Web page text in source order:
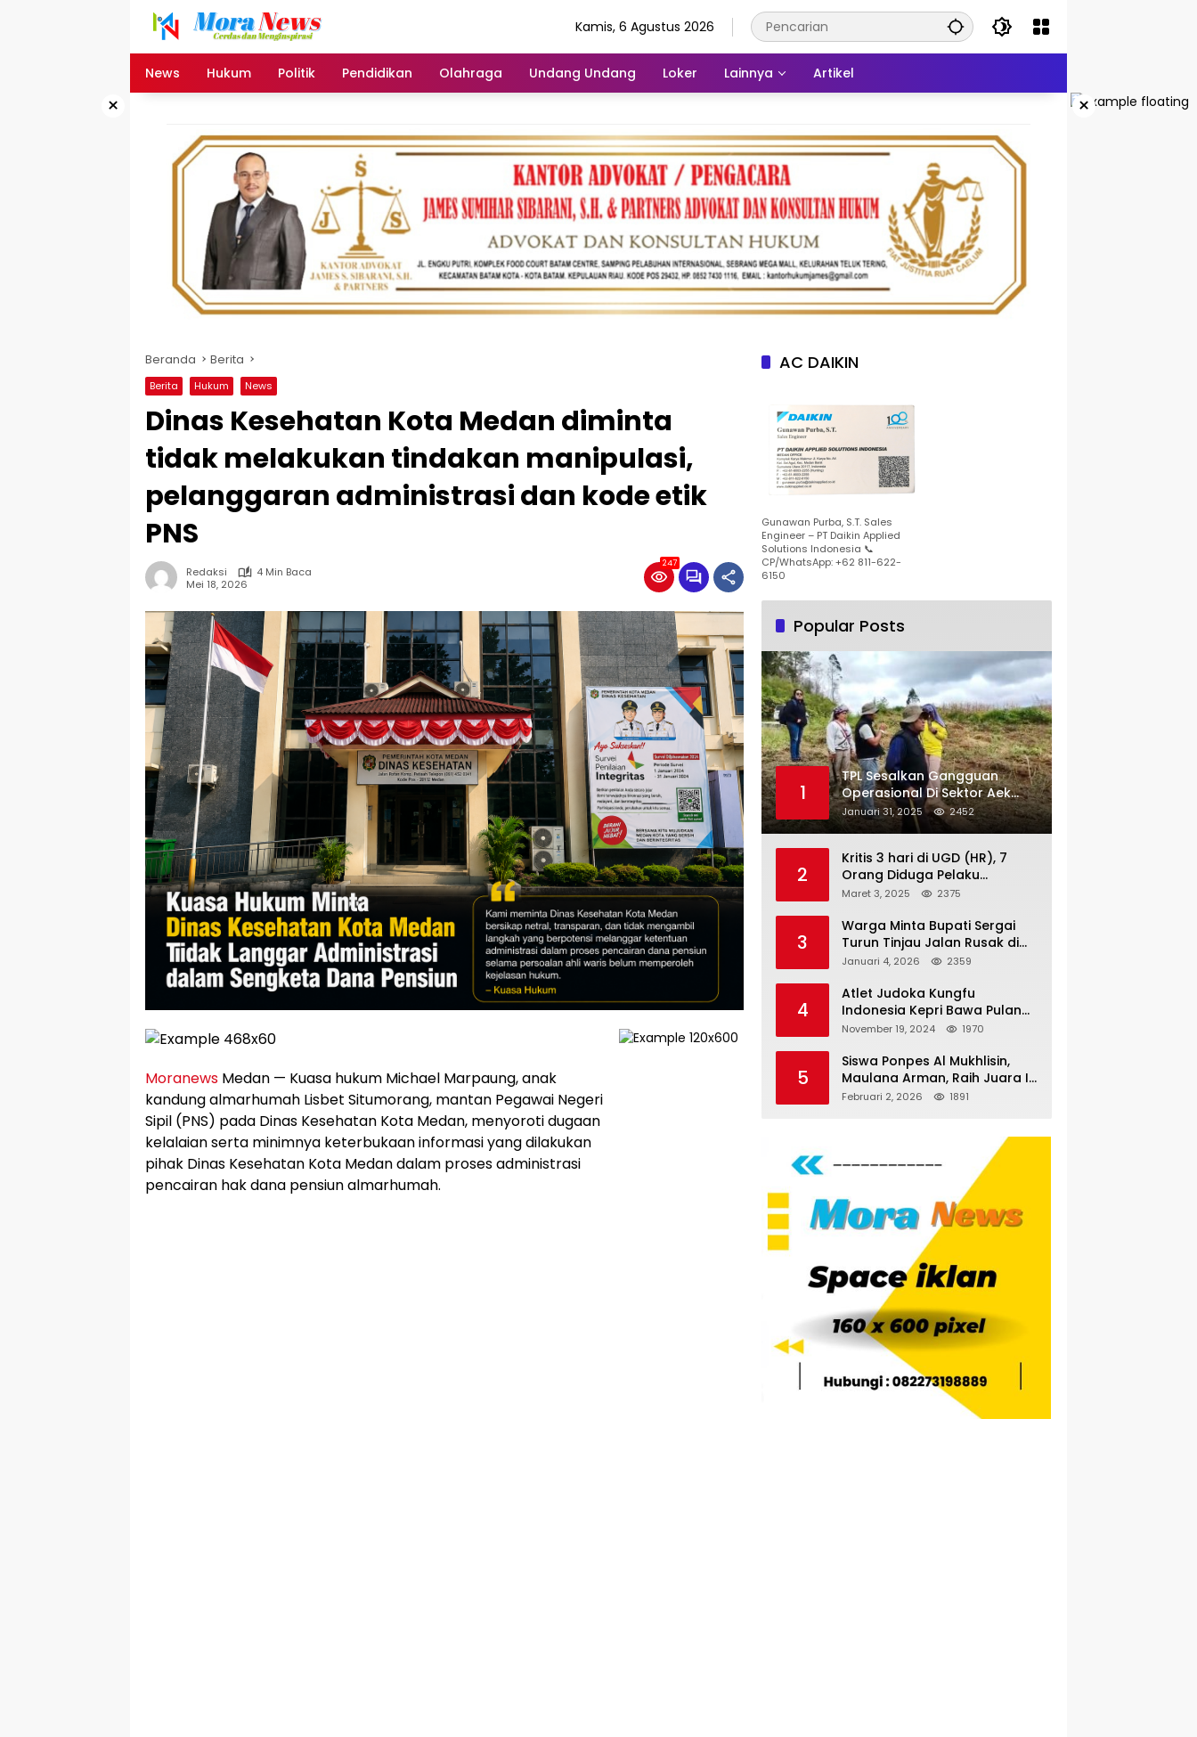
Kamis, 6 Agustus 2026
News Hukum Politik Pendidikan Olahraga Undang Undang Loker Lainnya Artikel
× ×
Beranda Berita
Berita Hukum News
Dinas Kesehatan Kota Medan diminta
tidak melakukan tindakan manipulasi,
pelanggaran administrasi dan kode etik
PNS
Redaksi
4 Min Baca
Mei 18, 2026
247
Moranews Medan — Kuasa hukum Michael Marpaung, anak
kandung almarhumah Lisbet Situmorang, mantan Pegawai Negeri
Sipil (PNS) pada Dinas Kesehatan Kota Medan, menyoroti dugaan
kelalaian serta minimnya keterbukaan informasi yang dilakukan
pihak Dinas Kesehatan Kota Medan dalam proses administrasi
pencairan hak dana pensiun almarhumah.
AC DAIKIN
Gunawan Purba, S.T. Sales
Engineer – PT Daikin Applied
Solutions Indonesia 📞
CP/WhatsApp: +62 811-622-
6150
Popular Posts
1
TPL Sesalkan Gangguan
Operasional Di Sektor Aek
Nauli
Januari 31, 2025 2452
2
Kritis 3 hari di UGD (HR), 7
Orang Diduga Pelaku
Pengeroyokan di Lift KTV
Kantor Hukum JAP
Pertanyakan Kinerja Polresta
Tanjungpinang
Maret 3, 2025 2375
3
Warga Minta Bupati Sergai
Turun Tinjau Jalan Rusak di
Dusun 4 Desa Sei Periuk
Januari 4, 2026 2359
4
Atlet Judoka Kungfu
Indonesia Kepri Bawa Pulang
11 Medali Pra Fornas bogor, 3
November 19, 2024 1970
5
Siswa Ponpes Al Mukhlisin,
Maulana Arman, Raih Juara I
Taekwondo Junior Putra di
Februari 2, 2026 1891